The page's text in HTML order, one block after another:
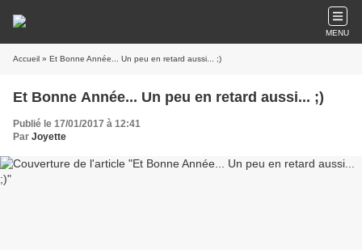
MENU
Accueil » Et Bonne Année... Un peu en retard aussi... ;)
Et Bonne Année... Un peu en retard aussi... ;)
Publié le 17/01/2017 à 12:41
Par Joyette